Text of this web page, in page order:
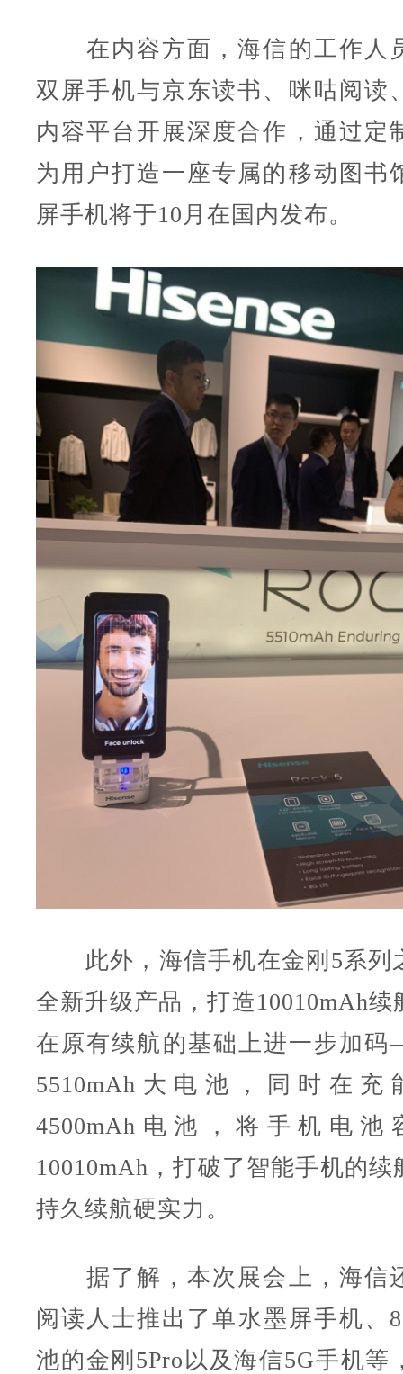
在内容方面，海信的工作人
双屏手机与京东读书、咪咕阅读
内容平台开展深度合作，通过定
为用户打造一座专属的移动图书
屏手机将于10月在国内发布。
此外，海信手机在金刚5系列
全新升级产品，打造10010mAh续
在原有续航的基础上进一步加
5510mAh大电池，同时在充
4500mAh电池，将手机电池
10010mAh，打破了智能手机的
持久续航硬实力。
据了解，本次展会上，海信
阅读人士推出了单水墨屏手机、
池的金刚5Pro以及海信5G手机等